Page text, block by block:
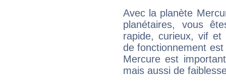
Avec la planète
planétaires, vous
rapide, curieux, vif et
de fonctionnement
Mercure est
mais aussi de